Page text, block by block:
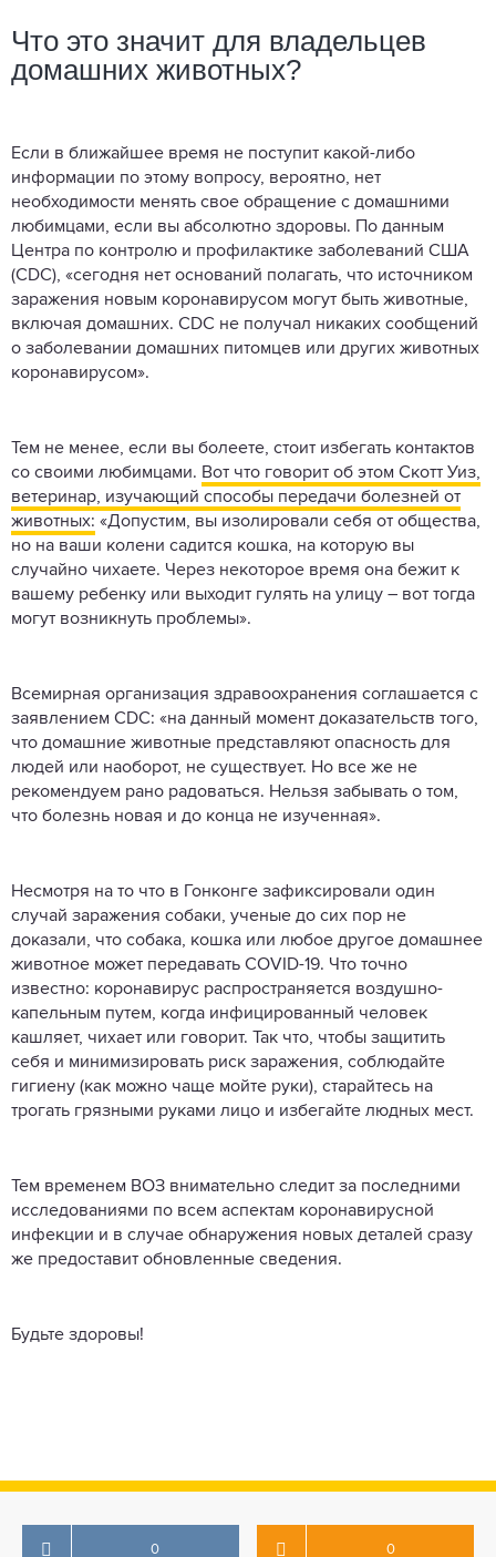
Что это значит для владельцев
домашних животных?
Если в ближайшее время не поступит какой-либо
информации по этому вопросу, вероятно, нет
необходимости менять свое обращение с домашними
любимцами, если вы абсолютно здоровы. По данным
Центра по контролю и профилактике заболеваний США
(CDC), «сегодня нет оснований полагать, что источником
заражения новым коронавирусом могут быть животные,
включая домашних. CDC не получал никаких сообщений
о заболевании домашних питомцев или других животных
коронавирусом».
Тем не менее, если вы болеете, стоит избегать контактов
со своими любимцами. Вот что говорит об этом Скотт Уиз,
ветеринар, изучающий способы передачи болезней от
животных: «Допустим, вы изолировали себя от общества,
но на ваши колени садится кошка, на которую вы
случайно чихаете. Через некоторое время она бежит к
вашему ребенку или выходит гулять на улицу – вот тогда
могут возникнуть проблемы».
Всемирная организация здравоохранения соглашается с
заявлением CDC: «на данный момент доказательств того,
что домашние животные представляют опасность для
людей или наоборот, не существует. Но все же не
рекомендуем рано радоваться. Нельзя забывать о том,
что болезнь новая и до конца не изученная».
Несмотря на то что в Гонконге зафиксировали один
случай заражения собаки, ученые до сих пор не
доказали, что собака, кошка или любое другое домашнее
животное может передавать COVID-19. Что точно
известно: коронавирус распространяется воздушно-
капельным путем, когда инфицированный человек
кашляет, чихает или говорит. Так что, чтобы защитить
себя и минимизировать риск заражения, соблюдайте
гигиену (как можно чаще мойте руки), старайтесь на
трогать грязными руками лицо и избегайте людных мест.
Тем временем ВОЗ внимательно следит за последними
исследованиями по всем аспектам коронавирусной
инфекции и в случае обнаружения новых деталей сразу
же предоставит обновленные сведения.
Будьте здоровы!
0 0